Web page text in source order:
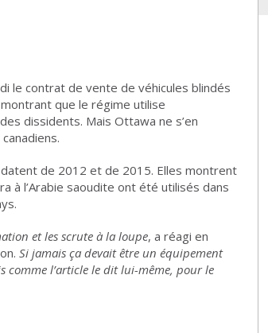
le contrat de vente de véhicules blindés
que le régime utilise
dissidents. Mais Ottawa ne s’en
datent de 2012 et de 2015. Elles montrent
à l’Arabie saoudite ont été utilisés dans
et les scrute à la loupe, a réagi en
Si jamais ça devait être un équipement
comme l’article le dit lui-même, pour le